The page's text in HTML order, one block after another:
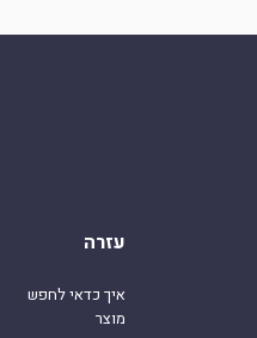
עזרה
איך כדאי לחפש
מוצר